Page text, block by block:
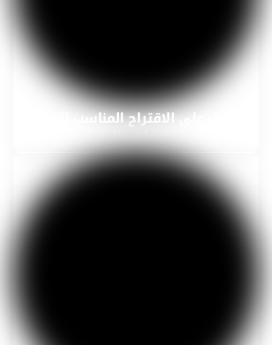
احصل على الاقتراح المناسب لك من
جامعات مالطا